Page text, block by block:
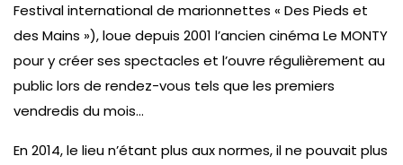
Festival international de marionnettes « Des Pieds et
des Mains »), loue depuis 2001 l’ancien cinéma Le MONTY
pour y créer ses spectacles et l’ouvre régulièrement au
public lors de rendez-vous tels que les premiers
vendredis du mois…
En 2014, le lieu n’étant plus aux normes, il ne pouvait plus